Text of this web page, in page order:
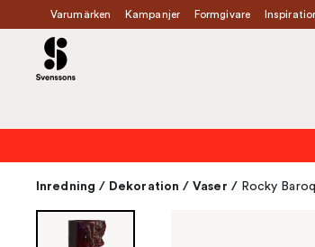
Varumärken Kampanjer Formgivare
Inredning / Dekoration / Vaser / Rocky